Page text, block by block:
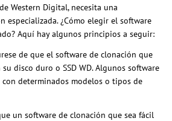
Western Digital, necesita una
especializada. ¿Cómo elegir el software
Aquí hay algunos principios a seguir:
de que el software de clonación que
disco duro o SSD WD. Algunos software
determinados modelos o tipos de
un software de clonación que sea fácil